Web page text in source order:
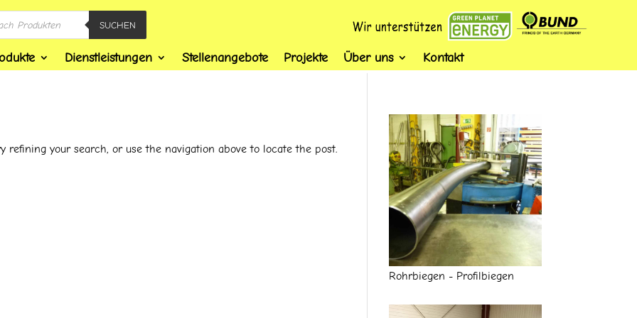
SUCHEN
Dienstleistungen Stellenangebote Projekte Über uns Kontakt
refining your search, or use the navigation above to locate the post.
Rohrbiegen - Profilbiegen